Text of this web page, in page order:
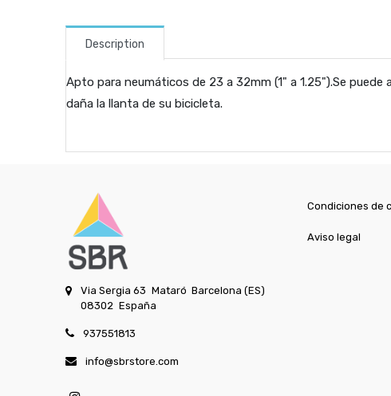
Description
Apto para neumáticos de 23 a 32mm (1" a 1.25").Se
daña la llanta de su bicicleta.
Via Sergia 63 Mataró Barcelona (ES)
08302 España
937551813
info@sbrstore.com
Condiciones de
Aviso legal